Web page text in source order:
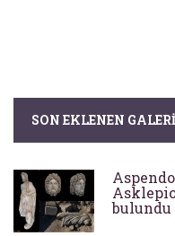
SON EKLENEN
bulundu